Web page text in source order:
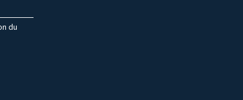
du